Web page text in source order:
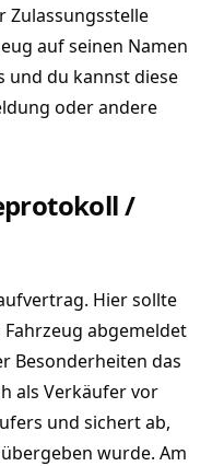
Zulassungsstelle
auf seinen Namen
und du kannst diese
oder andere
/
Hier sollte
abgemeldet
Besonderheiten das
als Verkäufer vor
und sichert ab,
wurde. Am